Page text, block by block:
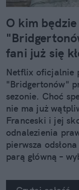
O kim
fani już się
Netflix oficjalnie
"Bridgertonów"
sezonie. Choć
nie ma już
Franceski i jej
odnalezienia
pierwsza
parą główną –